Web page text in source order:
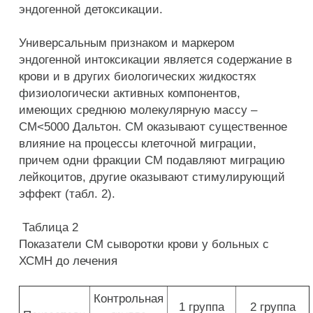
эндогенной детоксикации.
Универсальным признаком и маркером
эндогенной интоксикации является содержание в
крови и в других биологических жидкостях
физиологически активных компонентов,
имеющих среднюю молекулярную массу –
СМ<5000 Дальтон. СМ оказывают существенное
влияние на процессы клеточной миграции,
причем одни фракции СМ подавляют миграцию
лейкоцитов, другие оказывают стимулирующий
эффект (табл. 2).
Таблица 2
Показатели СМ сыворотки крови у больных с
ХСМН до лечения
Контрольная
1 группа
2 группа